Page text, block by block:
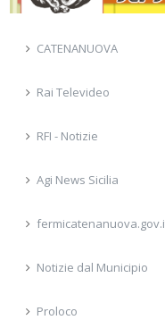
CATENANUOVA
Rai Televideo
RFI - Notizie
Agi News Sicilia
Notizie dal Municipio
Proloco